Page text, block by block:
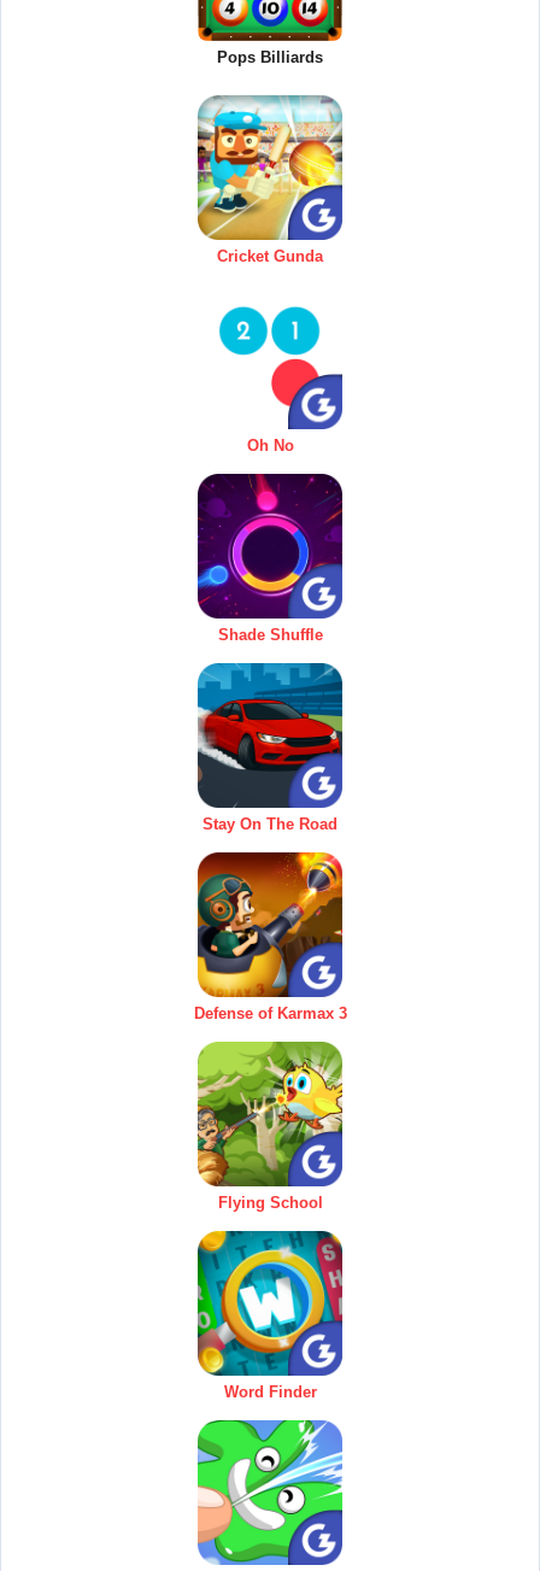
Pops Billiards
Cricket Gunda
Oh No
Shade Shuffle
Stay On The Road
Defense of Karmax 3
Flying School
Word Finder